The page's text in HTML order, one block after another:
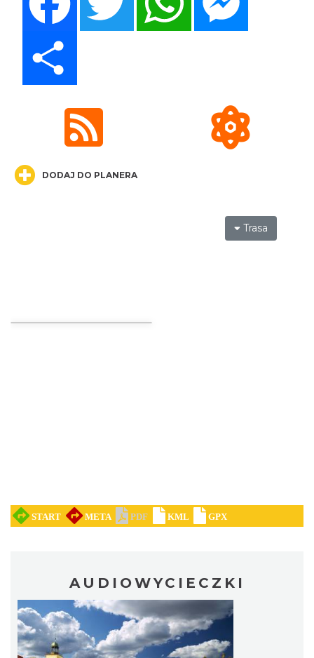
XXVI Powiatowy Rajd Rowerowy
Wodzisław Śląski
Koncert Sandry w Gliwicach
Gliwice
Święto Ziół w pszczyńskim skansenie
Pszczyna
DODAJ DO PLANERA
Trasa
AUDIOWYCIECZKI